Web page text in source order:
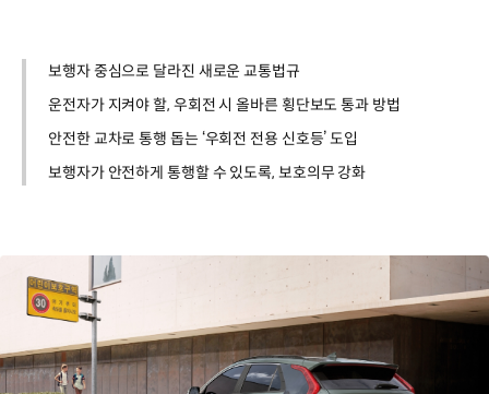
보행자 중심으로 달라진 새로운 교통법규
운전자가 지켜야 할, 우회전 시 올바른 횡단보도 통과 방법
안전한 교차로 통행 돕는 ‘우회전 전용 신호등’ 도입
보행자가 안전하게 통행할 수 있도록, 보호의무 강화